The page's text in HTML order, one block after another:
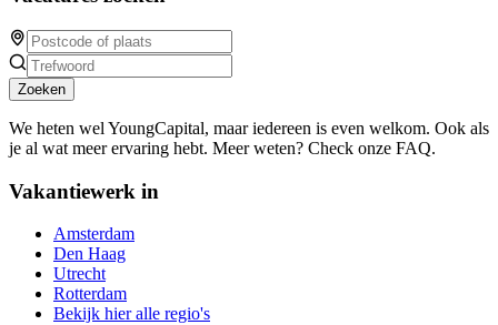
Zoeken
We heten wel YoungCapital, maar iedereen is even welkom. Ook als
je al wat meer ervaring hebt. Meer weten? Check onze FAQ.
Vakantiewerk in
Amsterdam
Den Haag
Utrecht
Rotterdam
Bekijk hier alle regio's